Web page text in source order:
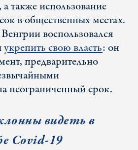
также использование
в общественных местах.
воспользовался
укрепить свою власть: он
предварительно
неограниченный срок.
видеть в
Covid-19